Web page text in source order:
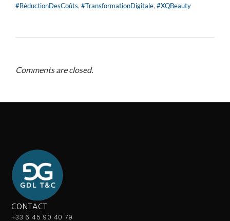
#RéductionDesCoûts, #TransformationDigitale, #XQBeauty
Comments are closed.
CONTACT
+33 6 45 90 40 79